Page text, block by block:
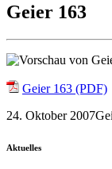
Geier 163
Geier 163 (PDF)
24. Oktober 2007
Aktuelles